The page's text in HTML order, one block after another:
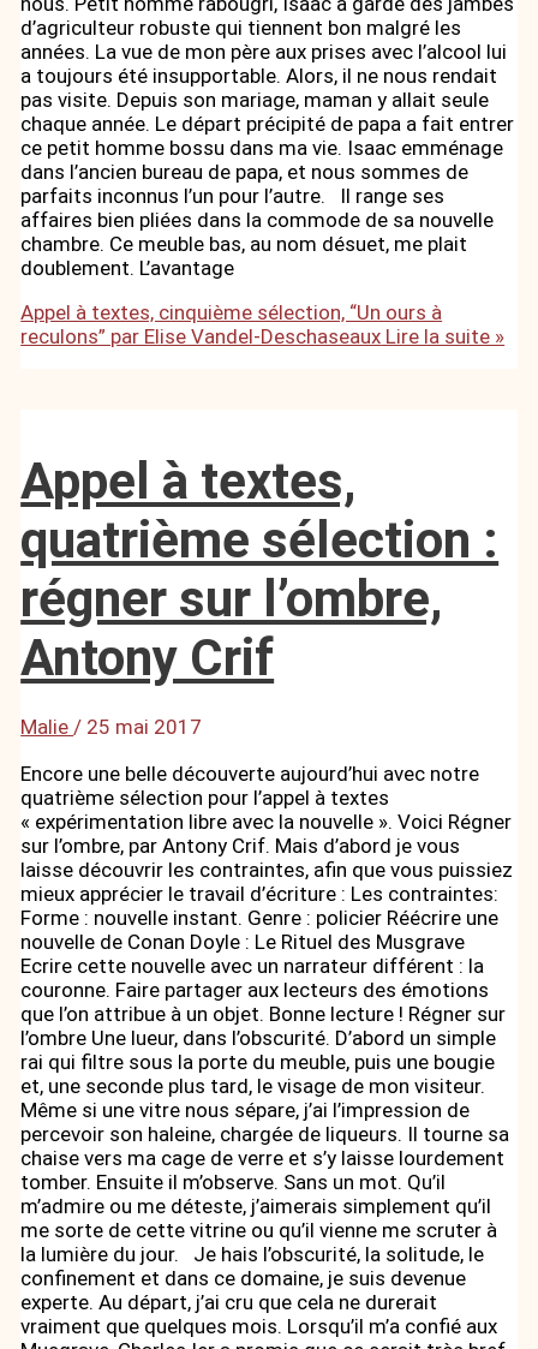
d’agriculteur robuste qui tiennent bon malgré les
années. La vue de mon père aux prises avec l’alcool lui
a toujours été insupportable. Alors, il ne nous rendait
pas visite. Depuis son mariage, maman y allait seule
chaque année. Le départ précipité de papa a fait entrer
ce petit homme bossu dans ma vie. Isaac emménage
dans l’ancien bureau de papa, et nous sommes de
parfaits inconnus l’un pour l’autre. Il range ses
affaires bien pliées dans la commode de sa nouvelle
chambre. Ce meuble bas, au nom désuet, me plait
doublement. L’avantage
Appel à textes, cinquième sélection, “Un ours à
reculons” par Elise Vandel-Deschaseaux Lire la suite »
Appel à textes,
quatrième sélection :
régner sur l’ombre,
Antony Crif
Malie / 25 mai 2017
Encore une belle découverte aujourd’hui avec notre
quatrième sélection pour l’appel à textes
« expérimentation libre avec la nouvelle ». Voici Régner
sur l’ombre, par Antony Crif. Mais d’abord je vous
laisse découvrir les contraintes, afin que vous puissiez
mieux apprécier le travail d’écriture : Les contraintes:
Forme : nouvelle instant. Genre : policier Réécrire une
nouvelle de Conan Doyle : Le Rituel des Musgrave
Ecrire cette nouvelle avec un narrateur différent : la
couronne. Faire partager aux lecteurs des émotions
que l’on attribue à un objet. Bonne lecture ! Régner sur
l’ombre Une lueur, dans l’obscurité. D’abord un simple
rai qui filtre sous la porte du meuble, puis une bougie
et, une seconde plus tard, le visage de mon visiteur.
Même si une vitre nous sépare, j’ai l’impression de
percevoir son haleine, chargée de liqueurs. Il tourne sa
chaise vers ma cage de verre et s’y laisse lourdement
tomber. Ensuite il m’observe. Sans un mot. Qu’il
m’admire ou me déteste, j’aimerais simplement qu’il
me sorte de cette vitrine ou qu’il vienne me scruter à
la lumière du jour. Je hais l’obscurité, la solitude, le
confinement et dans ce domaine, je suis devenue
experte. Au départ, j’ai cru que cela ne durerait
vraiment que quelques mois. Lorsqu’il m’a confié aux